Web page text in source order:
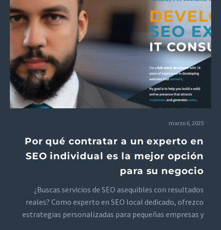
marzo 6, 2025
Por qué contratar a un experto en
SEO individual es la mejor opción
para su negocio
¿Buscas servicios de SEO asequibles con resultados
reales? Como experto en SEO local dedicado, ofrezco
estrategias personalizadas para pequeñas empresas y